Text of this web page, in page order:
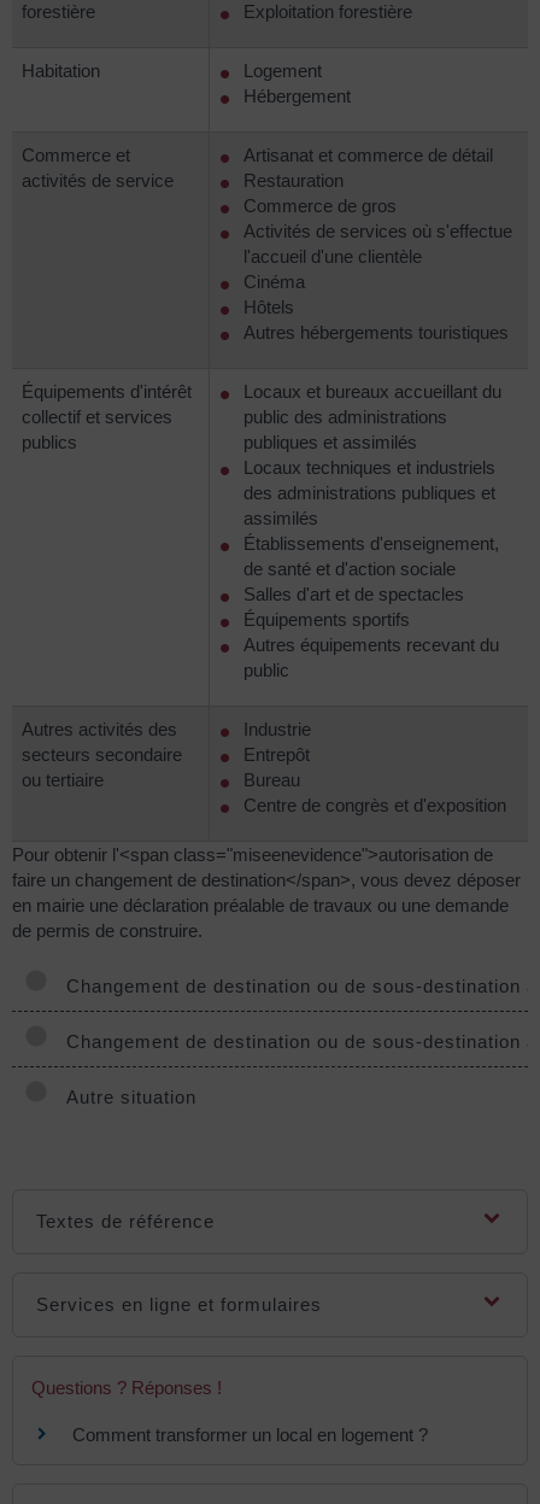
forestière
Exploitation forestière
Habitation
Logement
Hébergement
Commerce et
activités de service
Artisanat et commerce de détail
Restauration
Commerce de gros
Activités de services où s'effectue
l'accueil d'une clientèle
Cinéma
Hôtels
Autres hébergements touristiques
Équipements d'intérêt
collectif et services
publics
Locaux et bureaux accueillant du
public des administrations
publiques et assimilés
Locaux techniques et industriels
des administrations publiques et
assimilés
Établissements d'enseignement,
de santé et d'action sociale
Salles d'art et de spectacles
Équipements sportifs
Autres équipements recevant du
public
Autres activités des
secteurs secondaire
ou tertiaire
Industrie
Entrepôt
Bureau
Centre de congrès et d'exposition
Pour obtenir l'<span class="miseenevidence">autorisation de
faire un changement de destination</span>, vous devez déposer
en mairie une déclaration préalable de travaux ou une demande
de permis de construire.
Changement de destination ou de sous-destination
Changement de destination ou de sous-destination
Autre situation
Textes de référence
Services en ligne et formulaires
Questions ? Réponses !
Comment transformer un local en logement ?